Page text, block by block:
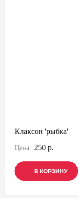
Клаксон 'рыбка'
Цена: 250 р.
В КОРЗИНУ
В КОРЗИНУ
В КОРЗИНУ